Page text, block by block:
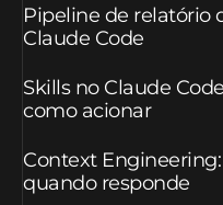
Pipeline de relatório
Claude Code
Skills no Claude
como acionar
Context
quando responde